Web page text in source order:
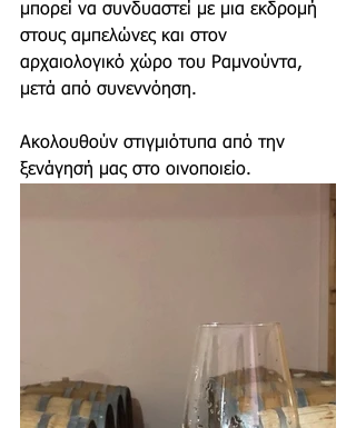
μπορεί να συνδυαστεί με μια εκδρομή
στους αμπελώνες και στον
αρχαιολογικό χώρο του Ραμνούντα,
μετά από συνεννόηση.
Ακολουθούν στιγμιότυπα από την
ξενάγησή μας στο οινοποιείο.